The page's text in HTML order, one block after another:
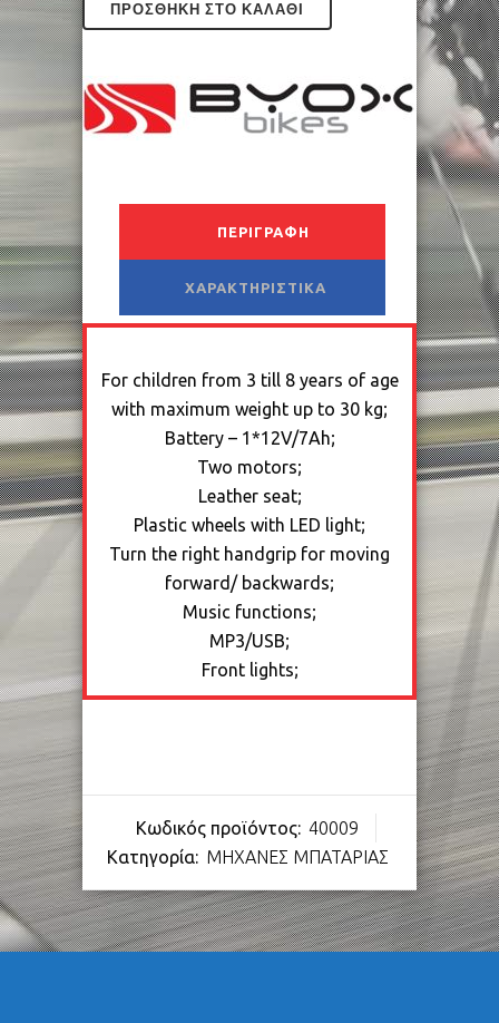
ΠΡΟΣΘΉΚΗ ΣΤΟ ΚΑΛΆΘΙ
ΠΕΡΙΓΡΑΦΉ
ΧΑΡΑΚΤΗΡΙΣΤΙΚΆ
For children from 3 till 8 years of age
with maximum weight up to 30 kg;
Battery – 1*12V/7Ah;
Two motors;
Leather seat;
Plastic wheels with LED light;
Turn the right handgrip for moving
forward/ backwards;
Music functions;
MP3/USB;
Front lights;
Κωδικός προϊόντος: 40009
Κατηγορία: ΜΗΧΑΝΕΣ ΜΠΑΤΑΡΙΑΣ